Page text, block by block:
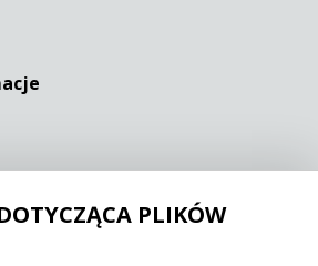
PLIKÓW